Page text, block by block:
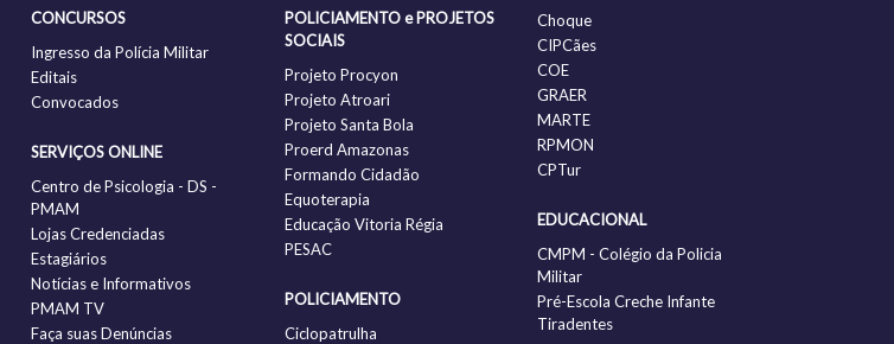
CONCURSOS
Ingresso da Polícia Militar
Editais
Convocados
SERVIÇOS ONLINE
Centro de Psicologia - DS -
PMAM
Lojas Credenciadas
Estagiários
Notícias e Informativos
PMAM TV
Faça suas Denúncias
POLICIAMENTO e PROJETOS
SOCIAIS
Projeto Procyon
Projeto Atroari
Projeto Santa Bola
Proerd Amazonas
Formando Cidadão
Equoterapia
Educação Vitoria Régia
PESAC
POLICIAMENTO
Ciclopatrulha
Choque
CIPCães
COE
GRAER
MARTE
RPMON
CPTur
EDUCACIONAL
CMPM - Colégio da Policia
Militar
Pré-Escola Creche Infante
Tiradentes